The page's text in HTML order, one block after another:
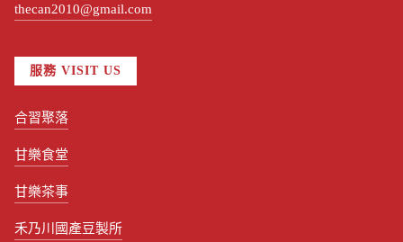
thecan2010@gmail.com
服務 VISIT US
合習聚落
甘樂食堂
甘樂茶事
禾乃川國產豆製所